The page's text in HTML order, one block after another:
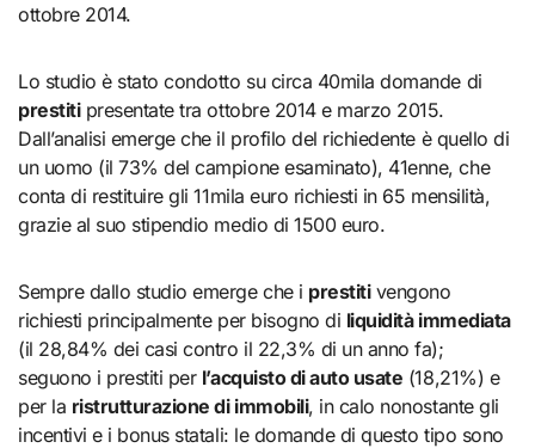
ottobre 2014.
Lo studio è stato condotto su circa 40mila domande di
prestitipresentate tra ottobre 2014 e marzo 2015.
Dall’analisi emerge che il profilo del richiedente è quello di
un uomo (il 73% del campione esaminato), 41enne, che
conta di restituire gli 11mila euro richiesti in 65 mensilità,
grazie al suo stipendio medio di 1500 euro.
Sempre dallo studio emerge che i prestitivengono
richiesti principalmente per bisogno di liquidità immediata
(il 28,84% dei casi contro il 22,3% di un anno fa);
seguono i prestiti per l’acquisto di auto usate (18,21%) e
per la ristrutturazione di immobili, in calo nonostante gli
incentivi e i bonus statali: le domande di questo tipo sono